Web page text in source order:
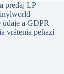
predaj LP
údaje a GDPR
vrátenia peňazí